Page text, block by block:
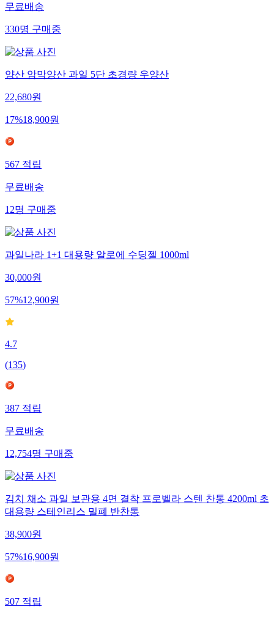
무료배송
330명구매중
양산 암막양산 과일 5단 초경량 우양산
22,680원
17%18,900원
567적립
무료배송
12명구매중
과일나라 1+1 대용량 알로에 수딩젤 1000ml
30,000원
57%12,900원
4.7
(135)
387적립
무료배송
12,754명구매중
김치 채소 과일 보관용 4면 결착 프로벨라 스텐 찬통 4200ml 초
대용량 스테인리스 밀폐 반찬통
38,900원
57%16,900원
507적립